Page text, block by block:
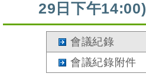
29日下午14:00)
會議紀錄
會議紀錄附件